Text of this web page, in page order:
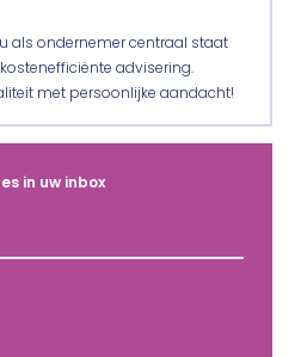
als ondernemer centraal staat
advisering.
met persoonlijke aandacht!
in uw inbox